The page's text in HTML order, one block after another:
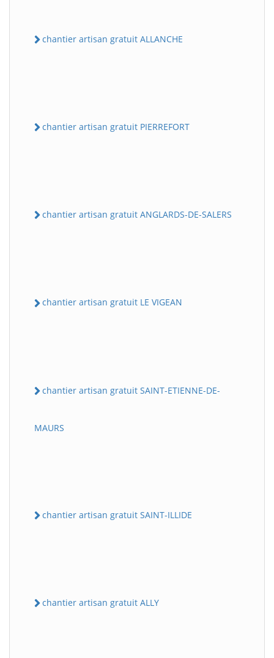
chantier artisan gratuit ALLANCHE
chantier artisan gratuit PIERREFORT
chantier artisan gratuit ANGLARDS-DE-SALERS
chantier artisan gratuit LE VIGEAN
chantier artisan gratuit SAINT-ETIENNE-DE-
MAURS
chantier artisan gratuit SAINT-ILLIDE
chantier artisan gratuit ALLY